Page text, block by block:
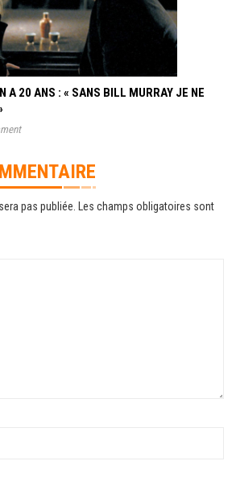
A 20 ANS : « SANS BILL MURRAY JE NE
pas publiée.
Les champs obligatoires sont